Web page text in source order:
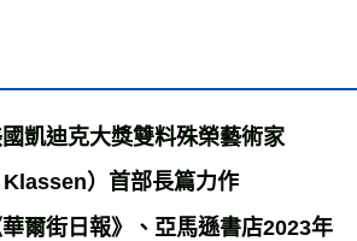
含以上)免運費
含以上)免運費
查看運費
凱迪克大獎雙料殊榮藝術家
）首部長篇力作
華爾街日報》、亞馬遜書店2023年